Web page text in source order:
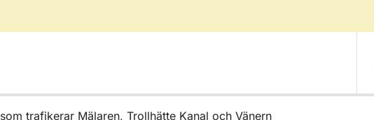
trafikerar Mälaren, Trollhätte Kanal och Vänern